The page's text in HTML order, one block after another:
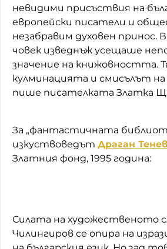
невидими присъствия на
европейски писатели и
незабравим духовен принос.
човек изведнъж усещаше
значение на книжовността.
кулминацията и смисълът на
пише писателката Златка
За „фантастичната
изкуствоведът Драган Тенев
Златния фонд, 1995 година:
Силата на художественото
Чилингиров се опира на